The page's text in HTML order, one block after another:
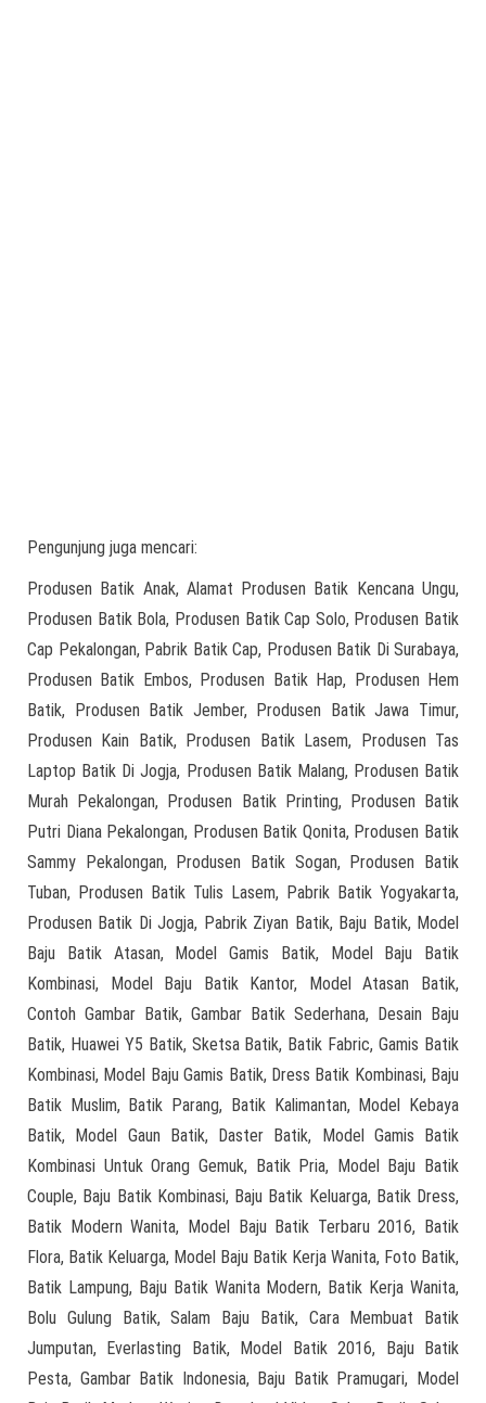
Pengunjung juga mencari:
Produsen Batik Anak, Alamat Produsen Batik Kencana Ungu,
Produsen Batik Bola, Produsen Batik Cap Solo, Produsen Batik
Cap Pekalongan, Pabrik Batik Cap, Produsen Batik Di Surabaya,
Produsen Batik Embos, Produsen Batik Hap, Produsen Hem
Batik, Produsen Batik Jember, Produsen Batik Jawa Timur,
Produsen Kain Batik, Produsen Batik Lasem, Produsen Tas
Laptop Batik Di Jogja, Produsen Batik Malang, Produsen Batik
Murah Pekalongan, Produsen Batik Printing, Produsen Batik
Putri Diana Pekalongan, Produsen Batik Qonita, Produsen Batik
Sammy Pekalongan, Produsen Batik Sogan, Produsen Batik
Tuban, Produsen Batik Tulis Lasem, Pabrik Batik Yogyakarta,
Produsen Batik Di Jogja, Pabrik Ziyan Batik, Baju Batik, Model
Baju Batik Atasan, Model Gamis Batik, Model Baju Batik
Kombinasi, Model Baju Batik Kantor, Model Atasan Batik,
Contoh Gambar Batik, Gambar Batik Sederhana, Desain Baju
Batik, Huawei Y5 Batik, Sketsa Batik, Batik Fabric, Gamis Batik
Kombinasi, Model Baju Gamis Batik, Dress Batik Kombinasi, Baju
Batik Muslim, Batik Parang, Batik Kalimantan, Model Kebaya
Batik, Model Gaun Batik, Daster Batik, Model Gamis Batik
Kombinasi Untuk Orang Gemuk, Batik Pria, Model Baju Batik
Couple, Baju Batik Kombinasi, Baju Batik Keluarga, Batik Dress,
Batik Modern Wanita, Model Baju Batik Terbaru 2016, Batik
Flora, Batik Keluarga, Model Baju Batik Kerja Wanita, Foto Batik,
Batik Lampung, Baju Batik Wanita Modern, Batik Kerja Wanita,
Bolu Gulung Batik, Salam Baju Batik, Cara Membuat Batik
Jumputan, Everlasting Batik, Model Batik 2016, Baju Batik
Pesta, Gambar Batik Indonesia, Baju Batik Pramugari, Model